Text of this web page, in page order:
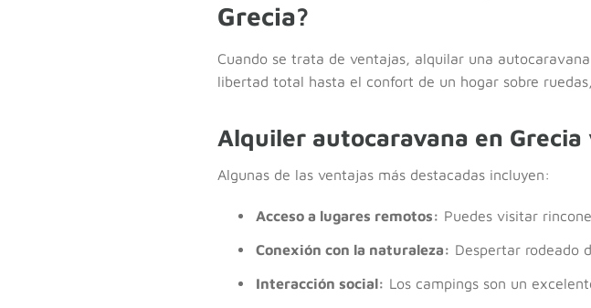
Grecia?
Cuando se trata de ventajas, alquilar una
libertad total hasta el confort de un hogar sobre
Alquiler autocaravana en Grecia
Algunas de las ventajas más destacadas incluyen:
Acceso a lugares remotos: Puedes visitar
Conexión con la naturaleza: Despertar rodeado
Interacción social: Los campings son un